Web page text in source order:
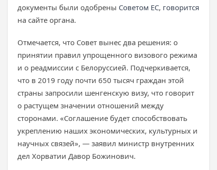
документы были одобрены Советом ЕС, говорится
на сайте органа.
Отмечается, что Совет вынес два решения: о
принятии правил упрощенного визового режима
и о реадмиссии с Белоруссией. Подчеркивается,
что в 2019 году почти 650 тысяч граждан этой
страны запросили шенгенскую визу, что говорит
о растущем значении отношений между
сторонами. «Соглашение будет способствовать
укреплению наших экономических, культурных и
научных связей», — заявил министр внутренних
дел Хорватии Давор Божинович.